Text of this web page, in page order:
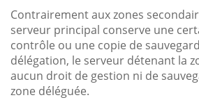
Contrairement aux zones
serveur principal conserve une
contrôle ou une copie de
délégation, le serveur détenant la
aucun droit de gestion ni de
zone déléguée.